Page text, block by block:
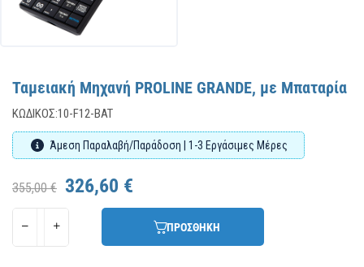
Ταμειακή Μηχανή PROLINE GRANDE, με Μπαταρία
ΚΩΔΙΚΌΣ:10-F12-BAT
Άμεση Παραλαβή/Παράδοση | 1-3 Εργάσιμες Μέρες
355,00 € 326,60 €
ΠΡΟΣΘΗΚΗ